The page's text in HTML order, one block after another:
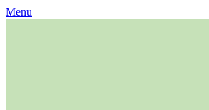
Skip
Menu